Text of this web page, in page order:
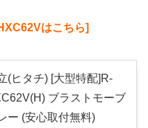
はこちら]
(ヒタチ) [大型特配]R-
ブラストモーブ
ー (安心取付無料)